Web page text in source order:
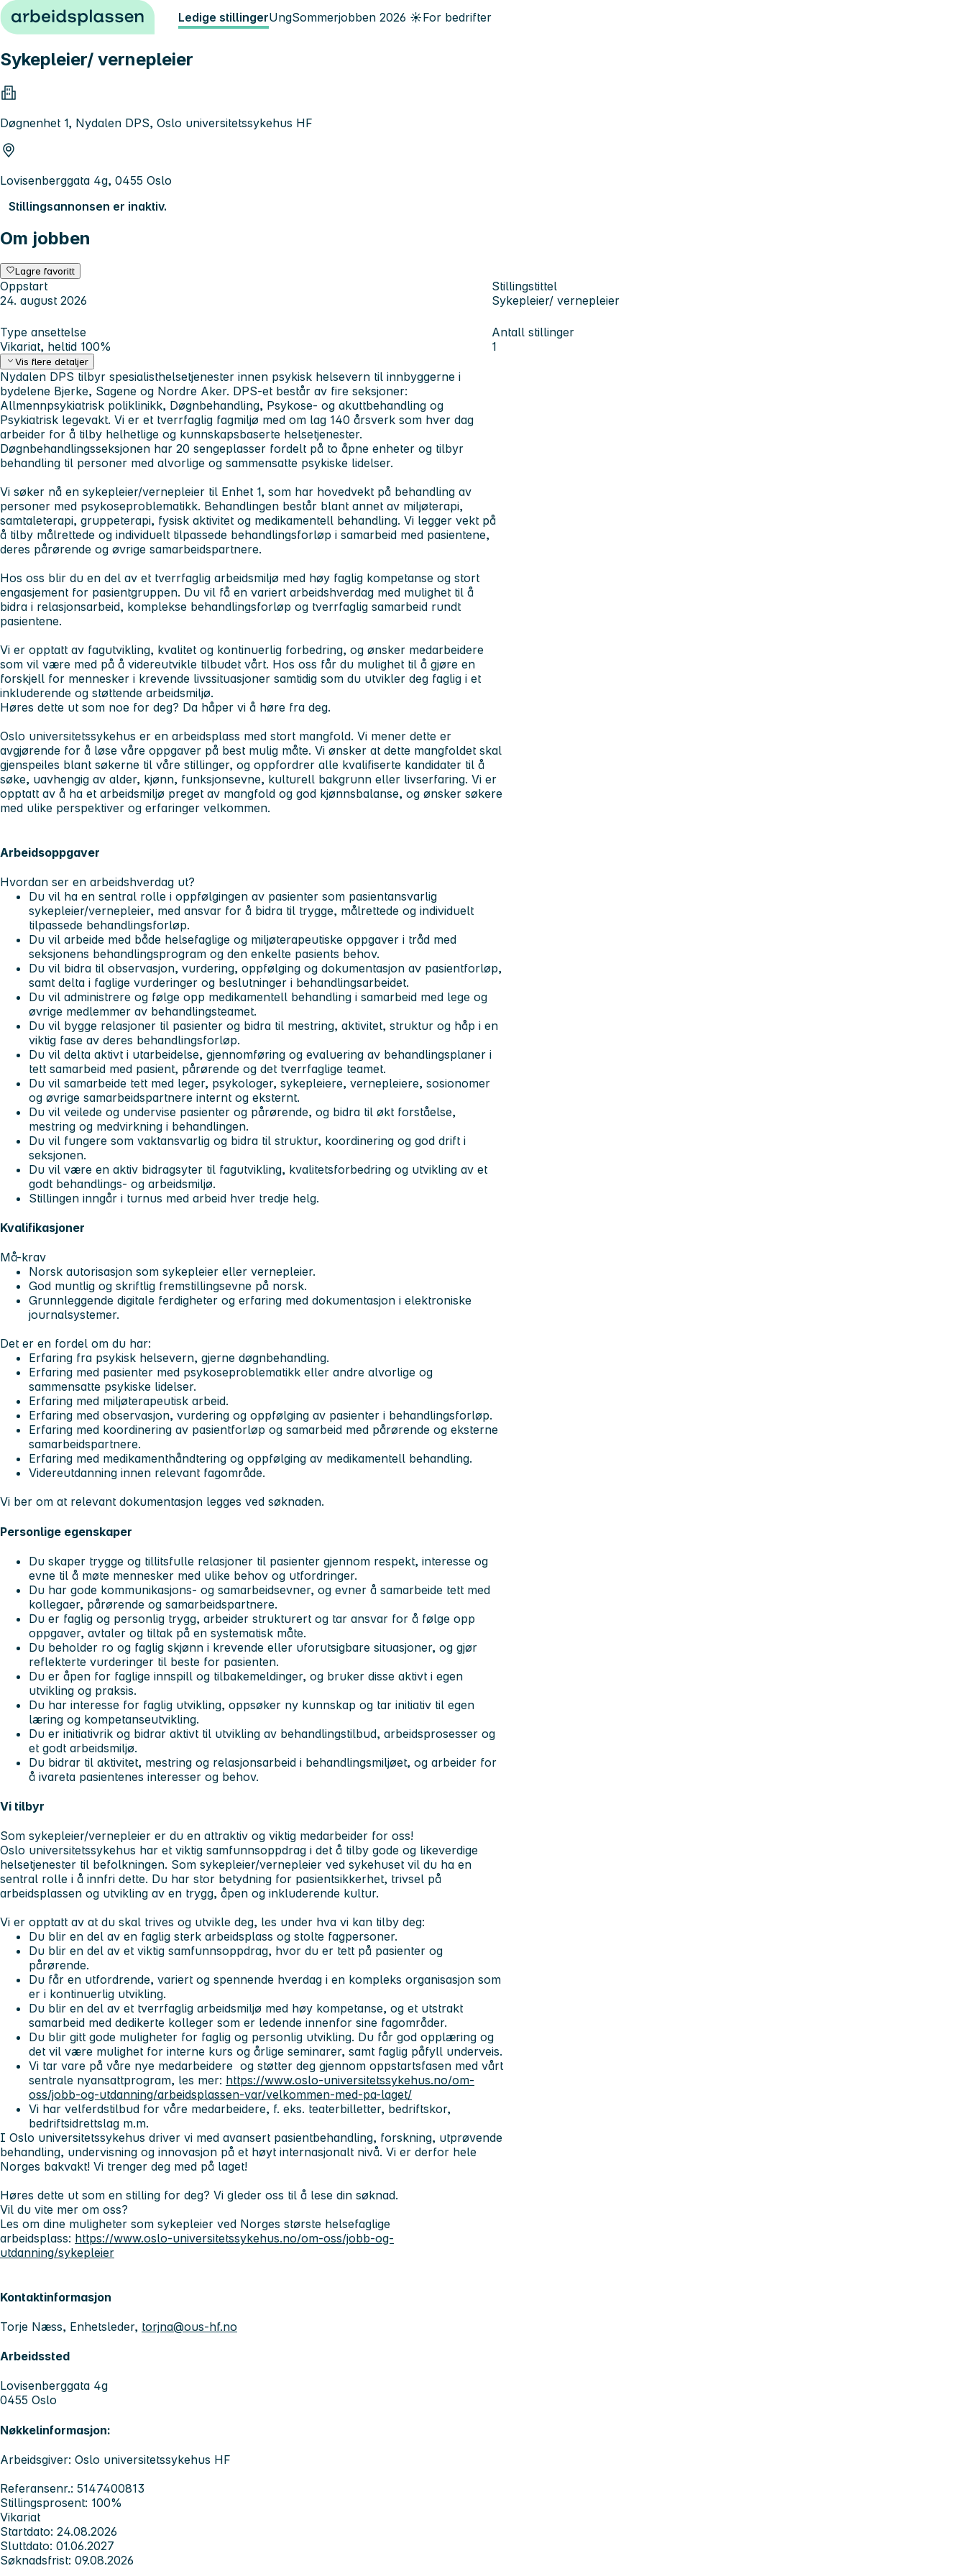
Hopp til innhold Ledige stillingerUngSommerjobben 2026 ☀️For bedrifter
Sykepleier/ vernepleier
Døgnenhet 1, Nydalen DPS, Oslo universitetssykehus HF
Lovisenberggata 4g, 0455 Oslo
Stillingsannonsen er inaktiv.
Om jobben
Lagre favoritt
Oppstart
24. august 2026
Stillingstittel
Sykepleier/ vernepleier
Type ansettelse
Vikariat, heltid 100%
Antall stillinger
1
Vis flere detaljer
Nydalen DPS tilbyr spesialisthelsetjenester innen psykisk helsevern til innbyggerne i
bydelene Bjerke, Sagene og Nordre Aker. DPS-et består av fire seksjoner:
Allmennpsykiatrisk poliklinikk, Døgnbehandling, Psykose- og akuttbehandling og
Psykiatrisk legevakt. Vi er et tverrfaglig fagmiljø med om lag 140 årsverk som hver dag
arbeider for å tilby helhetlige og kunnskapsbaserte helsetjenester.
Døgnbehandlingsseksjonen har 20 sengeplasser fordelt på to åpne enheter og tilbyr
behandling til personer med alvorlige og sammensatte psykiske lidelser.
Vi søker nå en sykepleier/vernepleier til Enhet 1, som har hovedvekt på behandling av
personer med psykoseproblematikk. Behandlingen består blant annet av miljøterapi,
samtaleterapi, gruppeterapi, fysisk aktivitet og medikamentell behandling. Vi legger vekt på
å tilby målrettede og individuelt tilpassede behandlingsforløp i samarbeid med pasientene,
deres pårørende og øvrige samarbeidspartnere.
Hos oss blir du en del av et tverrfaglig arbeidsmiljø med høy faglig kompetanse og stort
engasjement for pasientgruppen. Du vil få en variert arbeidshverdag med mulighet til å
bidra i relasjonsarbeid, komplekse behandlingsforløp og tverrfaglig samarbeid rundt
pasientene.
Vi er opptatt av fagutvikling, kvalitet og kontinuerlig forbedring, og ønsker medarbeidere
som vil være med på å videreutvikle tilbudet vårt. Hos oss får du mulighet til å gjøre en
forskjell for mennesker i krevende livssituasjoner samtidig som du utvikler deg faglig i et
inkluderende og støttende arbeidsmiljø.
Høres dette ut som noe for deg? Da håper vi å høre fra deg.
Oslo universitetssykehus er en arbeidsplass med stort mangfold. Vi mener dette er
avgjørende for å løse våre oppgaver på best mulig måte. Vi ønsker at dette mangfoldet skal
gjenspeiles blant søkerne til våre stillinger, og oppfordrer alle kvalifiserte kandidater til å
søke, uavhengig av alder, kjønn, funksjonsevne, kulturell bakgrunn eller livserfaring. Vi er
opptatt av å ha et arbeidsmiljø preget av mangfold og god kjønnsbalanse, og ønsker søkere
med ulike perspektiver og erfaringer velkommen.
Arbeidsoppgaver
Hvordan ser en arbeidshverdag ut?
Du vil ha en sentral rolle i oppfølgingen av pasienter som pasientansvarlig
sykepleier/vernepleier, med ansvar for å bidra til trygge, målrettede og individuelt
tilpassede behandlingsforløp.
Du vil arbeide med både helsefaglige og miljøterapeutiske oppgaver i tråd med
seksjonens behandlingsprogram og den enkelte pasients behov.
Du vil bidra til observasjon, vurdering, oppfølging og dokumentasjon av pasientforløp,
samt delta i faglige vurderinger og beslutninger i behandlingsarbeidet.
Du vil administrere og følge opp medikamentell behandling i samarbeid med lege og
øvrige medlemmer av behandlingsteamet.
Du vil bygge relasjoner til pasienter og bidra til mestring, aktivitet, struktur og håp i en
viktig fase av deres behandlingsforløp.
Du vil delta aktivt i utarbeidelse, gjennomføring og evaluering av behandlingsplaner i
tett samarbeid med pasient, pårørende og det tverrfaglige teamet.
Du vil samarbeide tett med leger, psykologer, sykepleiere, vernepleiere, sosionomer
og øvrige samarbeidspartnere internt og eksternt.
Du vil veilede og undervise pasienter og pårørende, og bidra til økt forståelse,
mestring og medvirkning i behandlingen.
Du vil fungere som vaktansvarlig og bidra til struktur, koordinering og god drift i
seksjonen.
Du vil være en aktiv bidragsyter til fagutvikling, kvalitetsforbedring og utvikling av et
godt behandlings- og arbeidsmiljø.
Stillingen inngår i turnus med arbeid hver tredje helg.
Kvalifikasjoner
Må-krav
Norsk autorisasjon som sykepleier eller vernepleier.
God muntlig og skriftlig fremstillingsevne på norsk.
Grunnleggende digitale ferdigheter og erfaring med dokumentasjon i elektroniske
journalsystemer.
Det er en fordel om du har:
Erfaring fra psykisk helsevern, gjerne døgnbehandling.
Erfaring med pasienter med psykoseproblematikk eller andre alvorlige og
sammensatte psykiske lidelser.
Erfaring med miljøterapeutisk arbeid.
Erfaring med observasjon, vurdering og oppfølging av pasienter i behandlingsforløp.
Erfaring med koordinering av pasientforløp og samarbeid med pårørende og eksterne
samarbeidspartnere.
Erfaring med medikamenthåndtering og oppfølging av medikamentell behandling.
Videreutdanning innen relevant fagområde.
Vi ber om at relevant dokumentasjon legges ved søknaden.
Personlige egenskaper
Du skaper trygge og tillitsfulle relasjoner til pasienter gjennom respekt, interesse og
evne til å møte mennesker med ulike behov og utfordringer.
Du har gode kommunikasjons- og samarbeidsevner, og evner å samarbeide tett med
kollegaer, pårørende og samarbeidspartnere.
Du er faglig og personlig trygg, arbeider strukturert og tar ansvar for å følge opp
oppgaver, avtaler og tiltak på en systematisk måte.
Du beholder ro og faglig skjønn i krevende eller uforutsigbare situasjoner, og gjør
reflekterte vurderinger til beste for pasienten.
Du er åpen for faglige innspill og tilbakemeldinger, og bruker disse aktivt i egen
utvikling og praksis.
Du har interesse for faglig utvikling, oppsøker ny kunnskap og tar initiativ til egen
læring og kompetanseutvikling.
Du er initiativrik og bidrar aktivt til utvikling av behandlingstilbud, arbeidsprosesser og
et godt arbeidsmiljø.
Du bidrar til aktivitet, mestring og relasjonsarbeid i behandlingsmiljøet, og arbeider for
å ivareta pasientenes interesser og behov.
Vi tilbyr
Som sykepleier/vernepleier er du en attraktiv og viktig medarbeider for oss!
Oslo universitetssykehus har et viktig samfunnsoppdrag i det å tilby gode og likeverdige
helsetjenester til befolkningen. Som sykepleier/vernepleier ved sykehuset vil du ha en
sentral rolle i å innfri dette. Du har stor betydning for pasientsikkerhet, trivsel på
arbeidsplassen og utvikling av en trygg, åpen og inkluderende kultur.
Vi er opptatt av at du skal trives og utvikle deg, les under hva vi kan tilby deg:
Du blir en del av en faglig sterk arbeidsplass og stolte fagpersoner.
Du blir en del av et viktig samfunnsoppdrag, hvor du er tett på pasienter og
pårørende.
Du får en utfordrende, variert og spennende hverdag i en kompleks organisasjon som
er i kontinuerlig utvikling.
Du blir en del av et tverrfaglig arbeidsmiljø med høy kompetanse, og et utstrakt
samarbeid med dedikerte kolleger som er ledende innenfor sine fagområder.
Du blir gitt gode muligheter for faglig og personlig utvikling. Du får god opplæring og
det vil være mulighet for interne kurs og årlige seminarer, samt faglig påfyll underveis.
Vi tar vare på våre nye medarbeidere og støtter deg gjennom oppstartsfasen med vårt
sentrale nyansattprogram, les mer: https://www.oslo-universitetssykehus.no/om-
oss/jobb-og-utdanning/arbeidsplassen-var/velkommen-med-pa-laget/
Vi har velferdstilbud for våre medarbeidere, f. eks. teaterbilletter, bedriftskor,
bedriftsidrettslag m.m.
I Oslo universitetssykehus driver vi med avansert pasientbehandling, forskning, utprøvende
behandling, undervisning og innovasjon på et høyt internasjonalt nivå. Vi er derfor hele
Norges bakvakt! Vi trenger deg med på laget!
Høres dette ut som en stilling for deg? Vi gleder oss til å lese din søknad.
Vil du vite mer om oss?
Les om dine muligheter som sykepleier ved Norges største helsefaglige
arbeidsplass: https://www.oslo-universitetssykehus.no/om-oss/jobb-og-
utdanning/sykepleier
Kontaktinformasjon
Torje Næss, Enhetsleder, torjna@ous-hf.no
Arbeidssted
Lovisenberggata 4g
0455 Oslo
Nøkkelinformasjon:
Arbeidsgiver: Oslo universitetssykehus HF
Referansenr.: 5147400813
Stillingsprosent: 100%
Vikariat
Startdato: 24.08.2026
Sluttdato: 01.06.2027
Søknadsfrist: 09.08.2026